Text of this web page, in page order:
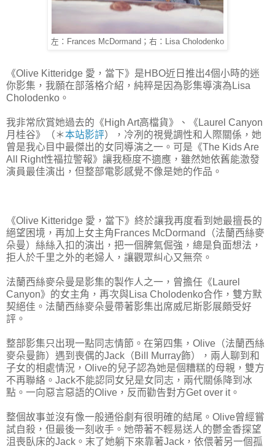
左：Frances McDormand；右：Lisa Cholodenko
《Olive Kitteridge 愛，當下》是HBO近日推出4個小時的迷
你影集，我願在部落格介紹，純粹是因為影集導演為Lisa
Cholodenko。
我非常欣賞她過去的《High Art高檔貨》、《Laurel Canyon
月桂谷》（＊本站影評），冷冽的視覺調性和人際關係，她
曾是我心目中最傑出的女同導演之一。可是《The Kids Are
All Right性福拉警報》讓我極度不適應，雖然她依舊能激發
演員最佳演出，但整部電影感覺不像是她的作品。
《Olive Kitteridge 愛，當下》終於讓我再度看到她最擅長的
絕望困境，再加上女主角Frances McDormand（法蘭西絲麥
朵曼）絲絲入扣的演出，把一個脾氣倔強，總是負面想法，
拒人於千里之外的老婦人，讓觀眾糾心又無奈。
法蘭西絲麥朵曼是影集的製作人之一，曾擔任《Laurel
Canyon》的女主角，再次與Lisa Cholodenko合作，雙方默
契絕佳。法蘭西絲麥朵曼帶著影集出席威尼斯影展頗受好
評。
整部影集只出現一點同志情節。在第四集，Olive（法蘭西絲
麥朵曼飾）遇到喪偶的Jack（Bill Murray飾），兩人聊到和
子女的相處情況，Olive的兒子認為她是個糟糕的母親，雙方
不再聯絡。Jack不能認同女兒是女同志，兩代關係降到冰
點。一向惡言惡語的Olive，反而勸告對方Get over it。
整個故事並沒有像一般通俗劇有很明確的結尾。Olive曾經嘗
試自殺，但最後一刻收手。她帶著不輕易送人的鬱金香探望
沮喪臥床的Jack。末了她躺下來靠著Jack，依偎著另一個孤